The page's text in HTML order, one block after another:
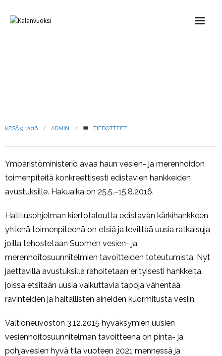
- Alueen Leader-ryhmät ja maakuntaliitot
- Seurantaryhmä
Hankehakijalle
- Yhteistyössä kalan vuoksi strategia 2022 –
2027
- Tuen hakeminen
- Hyrrä
- Hakuprosessi
KESÄ 9, 2016 ADMIN TIEDOTTEET
Ympäristöministeriö avaa haun vesien- ja merenhoidon
toimenpiteitä konkreettisesti edistävien hankkeiden
avustuksille. Hakuaika on 25.5.–15.8.2016.
Hallitusohjelman kiertotaloutta edistävän kärkihankkeen
yhtenä toimenpiteenä on etsiä ja levittää uusia ratkaisuja,
joilla tehostetaan Suomen vesien- ja
merenhoitosuunnitelmien tavoitteiden toteutumista. Nyt
jaettavilla avustuksilla rahoitetaan erityisesti hankkeita,
joissa etsitään uusia vaikuttavia tapoja vähentää
ravinteiden ja haitallisten aineiden kuormitusta vesiin.
Valtioneuvoston 3.12.2015 hyväksymien uusien
vesienhoitosuunnitelman tavoitteena on pinta- ja
pohjavesien hyvä tila vuoteen 2021 mennessä ja